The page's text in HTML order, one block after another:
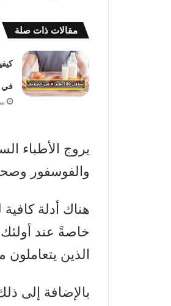
مقالات ذات صلة
في
يروج الأطباء
والفوسفور
هناك أدلة
خاصةً عند أولئك
الذين
بالإضافة إلى